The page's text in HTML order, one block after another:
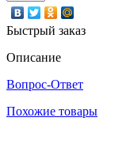
Быстрый заказ
Описание
Вопрос-Ответ
Похожие товары